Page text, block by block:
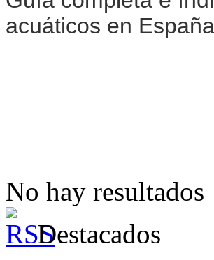
acuáticos en
No hay resultados
Destacados